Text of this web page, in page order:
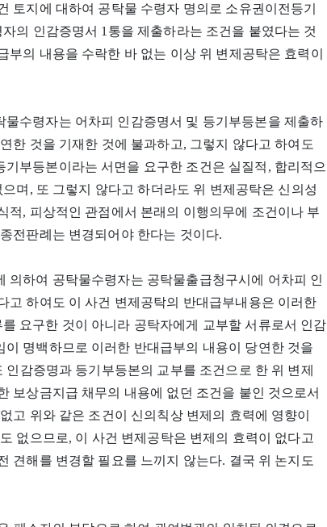
토지에 대하여 공탁물 수령자 명의로 소유권이전등기
의 인감증명서 1통을 제출하라는 조건을 붙였다는 것
부의 내용을 수락한 바 없는 이상 위 변제공탁은 효력이
수령자는 어차피 인감증명서 및 등기부등본을 제출하
한 것을 기재한 것에 불과하고, 그렇지 않다고 하여도
부등본이라는 서면을 요구한 조건은 실질적, 합리적으
며, 또 그렇지 않다고 하더라도 위 변제공탁은 신의성
적, 피상적인 관점에서 본래의 이행의무에 조건이나 부
전판례는 변경되어야 한다는 것이다.
의하여 공탁물수령자는 공탁물출급청구시에 어차피 인
고 하여도 이 사건 변제공탁의 반대급부내용은 이러한
요구한 것이 아니라 공탁자에게 교부할 서류로서 인감
명백하므로 이러한 반대급부의 내용이 당연한 것을
감증명과 등기부등본의 교부를 조건으로 한 위 변제
보상금지급 채무의 내용에 없던 조건을 붙인 것으로서
고 위와 같은 조건이 신의칙상 변제의 효력에 영향이
없으므로, 이 사건 변제공탁은 변제의 효력이 없다고
견해를 변경할 필요를 느끼지 않는다. 결국 위 논지도